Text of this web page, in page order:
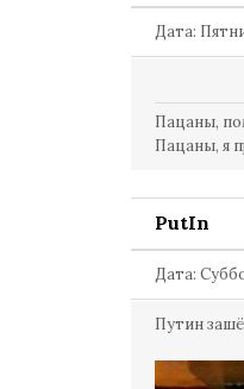
Дата:
Пацаны,
Пацаны, я
PutIn
Дата:
Путин